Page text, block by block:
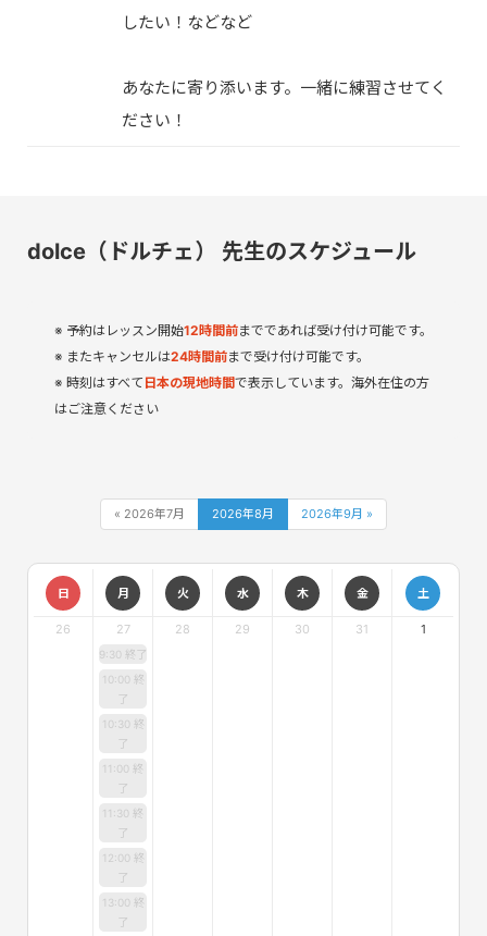
したい！などなど
あなたに寄り添います。一緒に練習させてく
ださい！
dolce（ドルチェ） 先生のスケジュール
予約はレッスン開始12時間前までであれば受け付け可能です。
またキャンセルは24時間前まで受け付け可能です。
時刻はすべて 日本の現地時間で表示しています。海外在住の方
はご注意ください
« 2026年7月 2026年8月 2026年9月 »
日 月 火 水 木 金 土
26 27
9:30 終了
10:00 終
了
10:30 終
了
11:00 終
了
11:30 終
了
12:00 終
了
13:00 終
了
28 29 30 31 1